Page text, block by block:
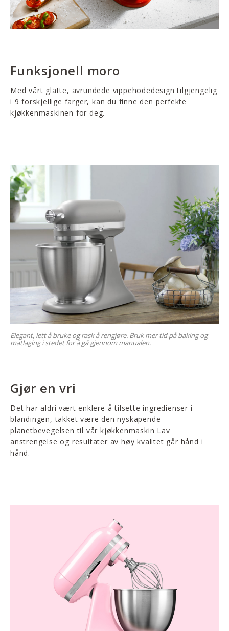
Funksjonell moro
Med vårt glatte, avrundede vippehodedesign tilgjengelig
i 9 forskjellige farger, kan du finne den perfekte
kjøkkenmaskinen for deg.
Elegant, lett å bruke og rask å rengjøre. Bruk mer tid på baking og
matlaging i stedet for å gå gjennom manualen.
Gjør en vri
Det har aldri vært enklere å tilsette ingredienser i
blandingen, takket være den nyskapende
planetbevegelsen til vår kjøkkenmaskin Lav
anstrengelse og resultater av høy kvalitet går hånd i
hånd.